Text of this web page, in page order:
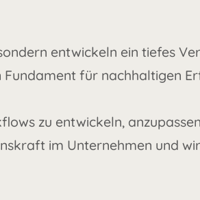
entwickeln ein tiefes
Fundament für nachhaltigen
zu entwickeln,
im Unternehmen und